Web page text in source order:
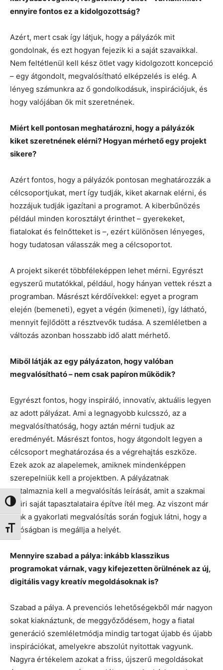
Nagy kontraszt váltása
Betűméret váltása
ennyire fontos ez a kidolgozottság?
Azért, mert csak így látjuk, hogy a pályázók mit
gondolnak, és ezt hogyan fejezik ki a saját szavaikkal.
Nem feltétlenül kell kész ötlet vagy kidolgozott koncepció
– egy átgondolt, megvalósítható elképzelés is elég. A
lényeg számunkra az ő gondolkodásuk, inspirációjuk, és
hogy valójában ők mit szeretnének.
Miért kell pontosan meghatározni, hogy a pályázók
kiket szeretnének elérni? Hogyan mérhető egy projekt
sikere?
Azért fontos, hogy a pályázók pontosan meghatározzák a
célcsoportjukat, mert így tudják, kiket akarnak elérni, és
hozzájuk tudják igazítani a programot. A kiberbűnözés
például minden korosztályt érinthet – gyerekeket,
fiatalokat és felnőtteket is –, ezért különösen lényeges,
hogy tudatosan válasszák meg a célcsoportot.
A projekt sikerét többféleképpen lehet mérni. Egyrészt
egyszerű mutatókkal, például, hogy hányan vettek részt a
programban. Másrészt kérdőívekkel: egyet a program
elején (bemeneti), egyet a végén (kimeneti), így látható,
mennyit fejlődött a résztvevők tudása. A szemléletben a
változás azonban hosszabb idő alatt mérhető.
Miből látják az egy pályázaton, hogy valóban
megvalósítható – nem csak papíron működik?
Egyrészt fontos, hogy inspiráló, innovatív, aktuális legyen
az adott pályázat. Ami a legnagyobb kulcsszó, az a
megvalósíthatóság, hogy aztán mérni tudjuk az
eredményét. Másrészt fontos, hogy átgondolt legyen a
célcsoport meghatározása és a végrehajtás eszköze.
Ezek azok az alapelemek, amiknek mindenképpen
szerepelniük kell a projektben. A pályázatnak
tartalmaznia kell a megvalósítás leírását, amit a szakmai
zsűri saját tapasztalataira építve ítél meg. Az viszont már
csak a gyakorlati megvalósítás során fogjuk látni, hogy a
valóságban is megállja a helyét.
Mennyire szabad a pálya: inkább klasszikus
programokat várnak, vagy kifejezetten örülnének az új,
digitális vagy kreatív megoldásoknak is?
Szabad a pálya. A prevenciós lehetőségekből már nagyon
sokat kiaknáztunk, de meggyőződésem, hogy a fiatal
generáció szemléletmódja mindig tartogat újabb és újabb
inspirációkat, amelyekre abszolút nyitottak vagyunk.
Nagyra értékelem azokat a friss, újszerű megoldásokat